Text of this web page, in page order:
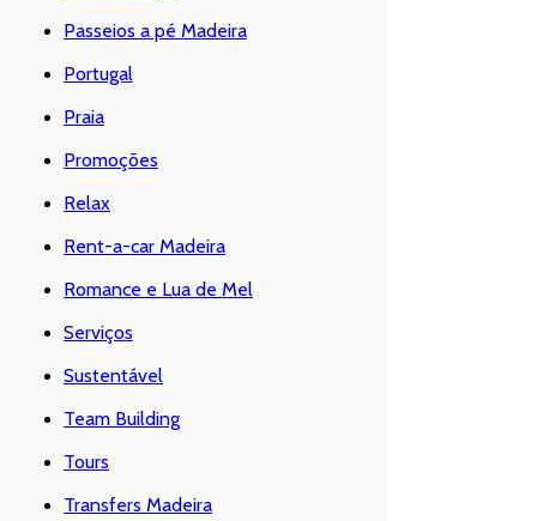
Passeios a pé Madeira
Portugal
Praia
Promoções
Relax
Rent-a-car Madeira
Romance e Lua de Mel
Serviços
Sustentável
Team Building
Tours
Transfers Madeira